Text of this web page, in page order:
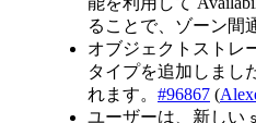
ることで、ゾーン間
オブジェクトストレ
タイプを追加しまし
れます。 #96867 (
ユーザーは、新しい